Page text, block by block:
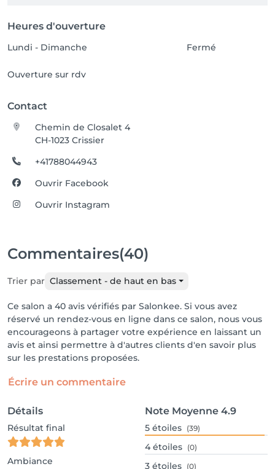
Heures d'ouverture
Lundi - Dimanche Fermé
Ouverture sur rdv
Contact
Chemin de Closalet 4
CH-1023 Crissier
+41788044943
Ouvrir Facebook
Ouvrir Instagram
Commentaires(40)
Trier par Classement - de haut en bas
Ce salon a 40 avis vérifiés par Salonkee. Si vous avez
réservé un rendez-vous en ligne dans ce salon, nous vous
encourageons à partager votre expérience en laissant un
avis et ainsi permettre à d'autres clients d'en savoir plus
sur les prestations proposées.
Écrire un commentaire
Détails
Résultat final
Ambiance
Note Moyenne 4.9
5 étoiles (39)
4 étoiles (0)
3 étoiles (0)